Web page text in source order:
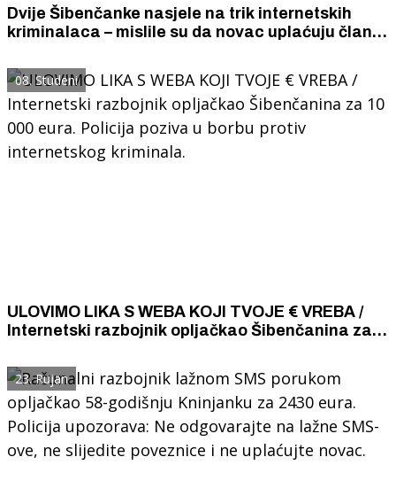
Dvije Šibenčanke nasjele na trik internetskih
kriminalaca – mislile su da novac uplaćuju članu
eura
08. Studeni
ULOVIMO LIKA S WEBA KOJI TVOJE € VREBA /
Internetski razbojnik opljačkao Šibenčanina za
internetskog kriminala.
23. Rujan